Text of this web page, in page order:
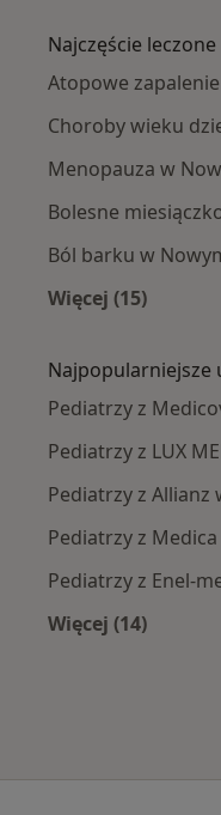
Najczęście
Atopowe
Choroby wieku
Menopauza w
Bolesne
Ból barku w
Więcej (15)
Najpopularniejsze
Pediatrzy z
Pediatrzy z LUX
Pediatrzy z Allianz
Pediatrzy z
Pediatrzy z Enel-
Więcej (14)